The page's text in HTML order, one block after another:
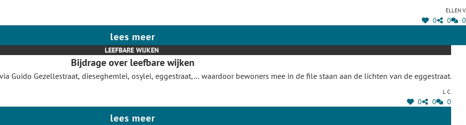
Ellen V.
0 0 0
lees meer
LEEFBARE WIJKEN
Bijdrage over leefbare wijken
Guido Gezellestraat, dieseghemlei, osylei, eggestraat,… waardoor bewoners mee in de file staan aan de lichten van de eggestraat.
L C.
0 0 0
lees meer